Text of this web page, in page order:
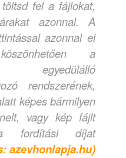
fel a fájlokat,
azonnal. A
azonnal el
a
egyedülálló
rendszerének,
képes bármilyen
vagy kép fájlt
fordítási díjat
azevhonlapja.hu)